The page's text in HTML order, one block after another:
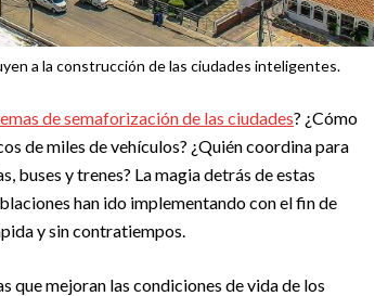
a la construcción de las ciudades inteligentes.
de semaforización de las ciudades? ¿Cómo
de miles de vehículos? ¿Quién coordina para
buses y trenes? La magia detrás de estas
han ido implementando con el fin de
y sin contratiempos.
que mejoran las condiciones de vida de los